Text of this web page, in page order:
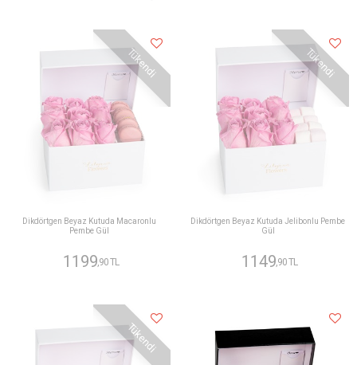
Tükendi
Dikdörtgen Beyaz Kutuda Macaronlu
Pembe Gül
1199 ,90 TL
Tükendi
Dikdörtgen Beyaz Kutuda Jelibonlu Pembe
Gül
1149 ,90 TL
Tükendi